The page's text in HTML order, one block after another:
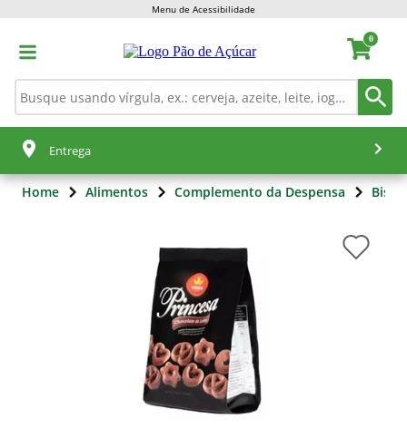
Menu de Acessibilidade
0
Entrega
Home Alimentos Complemento da Despensa